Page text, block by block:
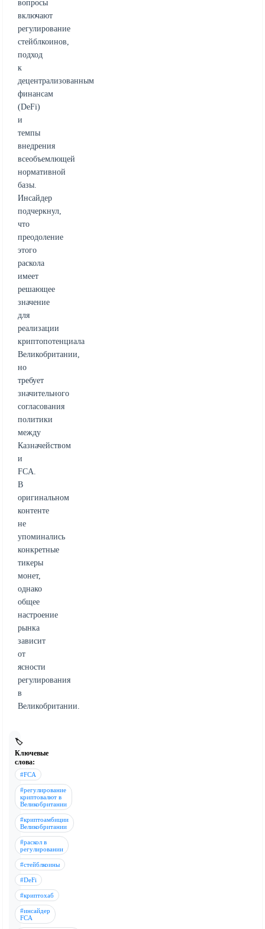
вопросы
включают
регулирование
стейблкоинов,
подход
к
децентрализованным
финансам
(DeFi)
и
темпы
внедрения
всеобъемлющей
нормативной
базы.
Инсайдер
подчеркнул,
что
преодоление
этого
раскола
имеет
решающее
значение
для
реализации
криптопотенциала
Великобритании,
но
требует
значительного
согласования
политики
между
Казначейством
и
FCA.
В
оригинальном
контенте
не
упоминались
конкретные
тикеры
монет,
однако
общее
настроение
рынка
зависит
от
ясности
регулирования
в
Великобритании.
🏷️
Ключевые
слова:
#FCA
#регулирование
криптовалют в
Великобритании
#криптоамбиции
Великобритании
#раскол в
регулировании
#стейблкоины
#DeFi
#криптохаб
#инсайдер
FCA